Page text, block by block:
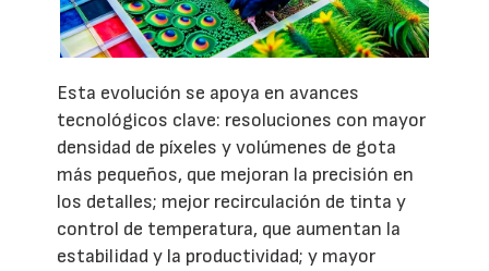
Esta evolución se apoya en avances
tecnológicos clave: resoluciones con mayor
densidad de píxeles y volúmenes de gota
más pequeños, que mejoran la precisión en
los detalles; mejor recirculación de tinta y
control de temperatura, que aumentan la
estabilidad y la productividad; y mayor